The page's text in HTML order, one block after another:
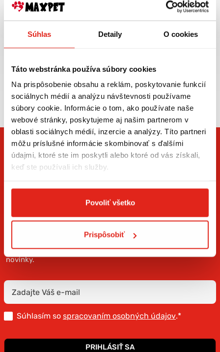
Súhlas Detaily O cookies
Táto webstránka používa súbory cookies
Na prispôsobenie obsahu a reklám, poskytovanie funkcií
sociálnych médií a analýzu návštevnosti používame
súbory cookie. Informácie o tom, ako používate naše
webové stránky, poskytujeme aj našim partnerom v
oblasti sociálnych médií, inzercie a analýzy. Títo partneri
môžu príslušné informácie skombinovať s ďalšími
údajmi, ktoré ste im poskytli alebo ktoré od vás získali,
keď ste používali ich služby.
Povoliť všetko
Prispôsobiť
Doprava ZADARMO
pre objednávky
VIAC INFO
Tovar NA SKLADE
expedujeme do 24
VIAC INFO
Zasielame aj do ČR,
doprava už od 5€
ZÍSKAJTE NOVINKY AKO PRVÝ
Prihláste sa na odber newslettera a buďte prvý, kto má
novinky.
Súhlasím so spracovaním osobných údajov.*
PRIHLÁSIŤ SA